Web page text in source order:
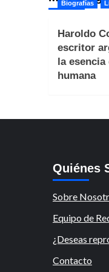
Biografías
Haroldo
escritor
la
humana
Quiénes
Sobre
Equipo de
¿Deseas
Contacto